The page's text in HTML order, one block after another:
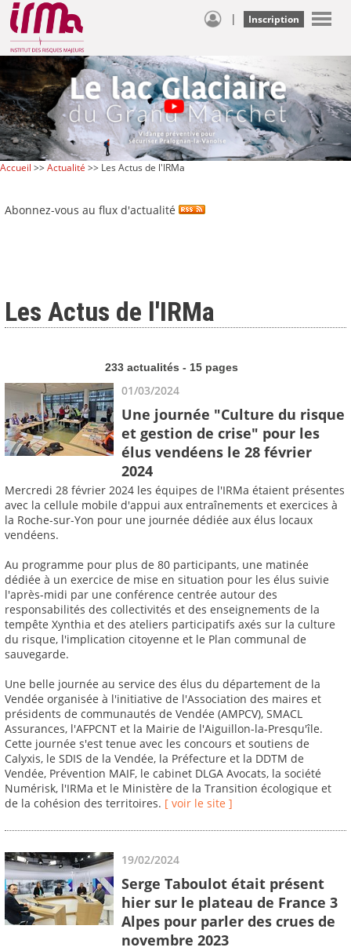
| Inscription
Accueil >>Actualité >> Les Actus de l'IRMa
Abonnez-vous au flux d'actualité
Les Actus de l'IRMa
233 actualités - 15 pages
01/03/2024
Une journée "Culture du risque
et gestion de crise" pour les
élus vendéens le 28 février
2024
Mercredi 28 février 2024 les équipes de l'IRMa étaient présentes
avec la cellule mobile d'appui aux entraînements et exercices à
la Roche-sur-Yon pour une journée dédiée aux élus locaux
vendéens.
Au programme pour plus de 80 participants, une matinée
dédiée à un exercice de mise en situation pour les élus suivie
l'après-midi par une conférence centrée autour des
responsabilités des collectivités et des enseignements de la
tempête Xynthia et des ateliers participatifs axés sur la culture
du risque, l'implication citoyenne et le Plan communal de
sauvegarde.
Une belle journée au service des élus du département de la
Vendée organisée à l'initiative de l'Association des maires et
présidents de communautés de Vendée (AMPCV), SMACL
Assurances, l'AFPCNT et la Mairie de l'Aiguillon-la-Presqu'île.
Cette journée s'est tenue avec les concours et soutiens de
Calyxis, le SDIS de la Vendée, la Préfecture et la DDTM de
Vendée, Prévention MAIF, le cabinet DLGA Avocats, la société
Numérisk, l'IRMa et le Ministère de la Transition écologique et
de la cohésion des territoires. [ voir le site ]
19/02/2024
Serge Taboulot était présent
hier sur le plateau de France 3
Alpes pour parler des crues de
novembre 2023